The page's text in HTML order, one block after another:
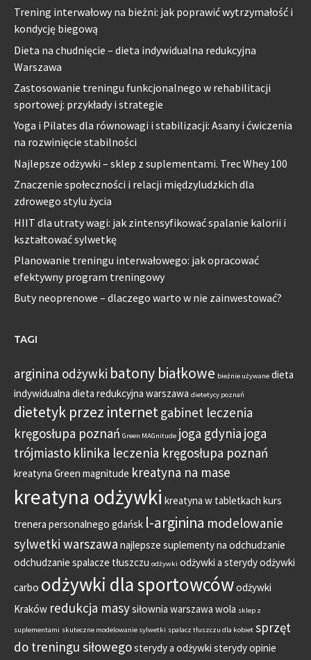
Trening interwałowy na bieżni: jak poprawić wytrzymałość i
kondycję biegową
Dieta na chudnięcie – dieta indywidualna redukcyjna
Warszawa
Zastosowanie treningu funkcjonalnego w rehabilitacji
sportowej: przykłady i strategie
Yoga i Pilates dla równowagi i stabilizacji: Asany i ćwiczenia
na rozwinięcie stabilności
Najlepsze odżywki – sklep z suplementami. Trec Whey 100
Znaczenie społeczności i relacji międzyludzkich dla
zdrowego stylu życia
HIIT dla utraty wagi: jak zintensyfikować spalanie kalorii i
kształtować sylwetkę
Planowanie treningu interwałowego: jak opracować
efektywny program treningowy
Buty neoprenowe – dlaczego warto w nie zainwestować?
TAGI
arginina odżywki batony białkowe bieżnie używane dieta
indywidualna dieta redukcyjna warszawa dietetycy poznań
dietetyk przez internetgabinet leczenia
kręgosłupa poznań Green MAGnitude joga gdynia joga
trójmiasto klinika leczenia kręgosłupa poznań
kreatyna Green magnitude kreatyna na mase
kreatyna odżywki kreatyna w tabletkach kurs
trenera personalnego gdańsk l-arginina modelowanie
sylwetki warszawa najlepsze suplementy na odchudzanie
odchudzanie spalacze tłuszczu odżywki odżywki a sterydyodżywki
carbo odżywki dla sportowcówodżywki
Kraków redukcja masysiłownia warszawa wola sklep z
suplementami skuteczne modelowanie sylwetki spalacz tłuszczu dla kobiet sprzęt
do treningu siłowegosterydy a odżywki sterydy opinie